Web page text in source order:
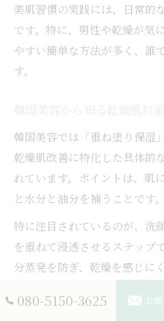
美肌習慣の実践には、日常的
です。特に、男性や乾燥が気
やすい簡単な方法が多く、誰
す。
韓国美容から知る乾燥肌対
韓国美容では「重ね塗り保湿
乾燥肌改善に特化した具体的
れています。ポイントは、肌
と水分と油分を補うことです。
特に注目されているのが、洗
を重ねて浸透させるステップ
分蒸発を防ぎ、乾燥を感じに
使うことで、バリア機能の強
080-5150-3625 お